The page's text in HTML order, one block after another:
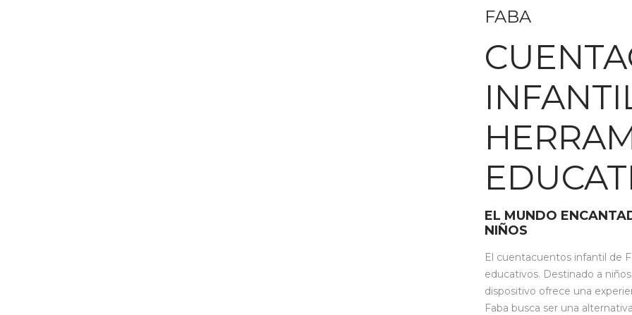
FABA
EL MUNDO
NIÑOS
El cuentacuentos infantil de
educativos. Destinado a
dispositivo ofrece una
Faba busca ser una